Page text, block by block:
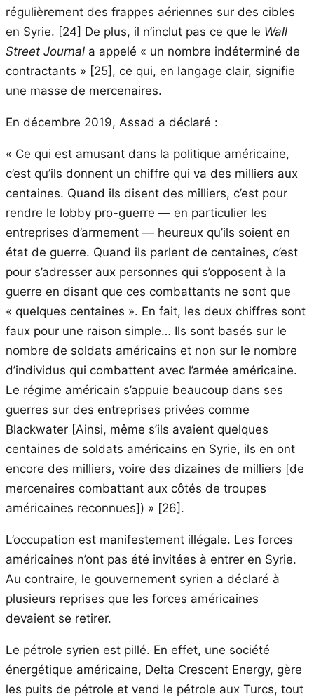
régulièrement des frappes aériennes sur des cibles
en Syrie. [24] De plus, il n’inclut pas ce que le Wall
Street Journal a appelé « un nombre indéterminé de
contractants » [25], ce qui, en langage clair, signifie
une masse de mercenaires.
En décembre 2019, Assad a déclaré :
« Ce qui est amusant dans la politique américaine,
c’est qu’ils donnent un chiffre qui va des milliers aux
centaines. Quand ils disent des milliers, c’est pour
rendre le lobby pro-guerre — en particulier les
entreprises d’armement — heureux qu’ils soient en
état de guerre. Quand ils parlent de centaines, c’est
pour s’adresser aux personnes qui s’opposent à la
guerre en disant que ces combattants ne sont que
« quelques centaines ». En fait, les deux chiffres sont
faux pour une raison simple… Ils sont basés sur le
nombre de soldats américains et non sur le nombre
d’individus qui combattent avec l’armée américaine.
Le régime américain s’appuie beaucoup dans ses
guerres sur des entreprises privées comme
Blackwater [Ainsi, même s’ils avaient quelques
centaines de soldats américains en Syrie, ils en ont
encore des milliers, voire des dizaines de milliers [de
mercenaires combattant aux côtés de troupes
américaines reconnues]) » [26].
L’occupation est manifestement illégale. Les forces
américaines n’ont pas été invitées à entrer en Syrie.
Au contraire, le gouvernement syrien a déclaré à
plusieurs reprises que les forces américaines
devaient se retirer.
Le pétrole syrien est pillé. En effet, une société
énergétique américaine, Delta Crescent Energy, gère
les puits de pétrole et vend le pétrole aux Turcs, tout